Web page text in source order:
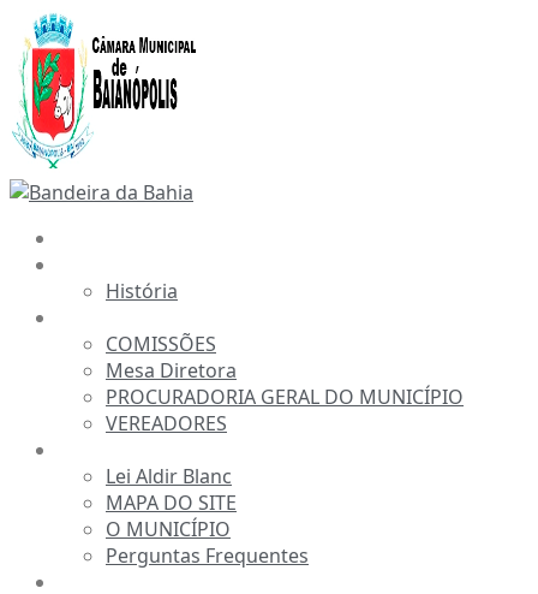
para
o
conteúdo
História
COMISSÕES
Mesa Diretora
PROCURADORIA GERAL DO MUNICÍPIO
VEREADORES
Lei Aldir Blanc
MAPA DO SITE
O MUNICÍPIO
Perguntas Frequentes